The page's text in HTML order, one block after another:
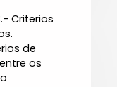
Criterios
de
os